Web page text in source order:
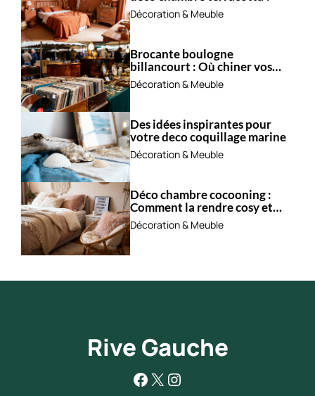
Décoration & Meuble
Brocante boulogne
billancourt : Où chiner vos
trésors ?
Décoration & Meuble
Des idées inspirantes pour
votre deco coquillage marine
Décoration & Meuble
Déco chambre cocooning :
Comment la rendre cosy et
apaisante ?
Décoration & Meuble
Rive Gauche
Facebook
X Instagram